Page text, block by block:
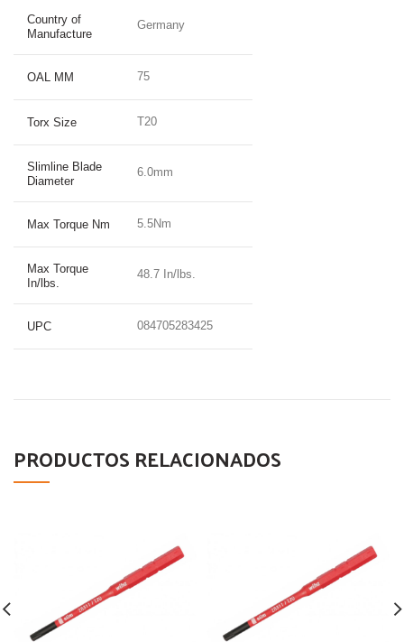
Country of
Manufacture
Germany
OAL MM 75
Torx Size T20
Slimline Blade
Diameter
6.0mm
Max Torque Nm 5.5Nm
Max Torque
In/lbs.
48.7 In/lbs.
UPC 084705283425
PRODUCTOS RELACIONADOS